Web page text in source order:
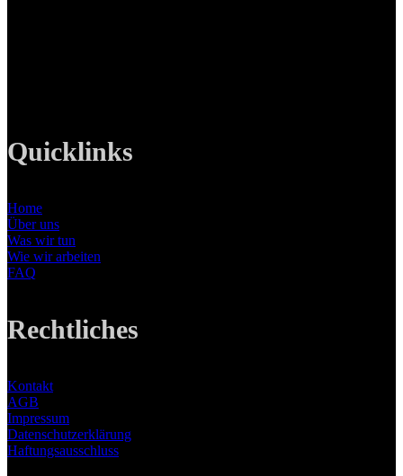
Quicklinks
Home
Über uns
Was wir tun
Wie wir arbeiten
FAQ
Rechtliches
Kontakt
AGB
Impressum
Datenschutzerklärung
Haftungsausschluss